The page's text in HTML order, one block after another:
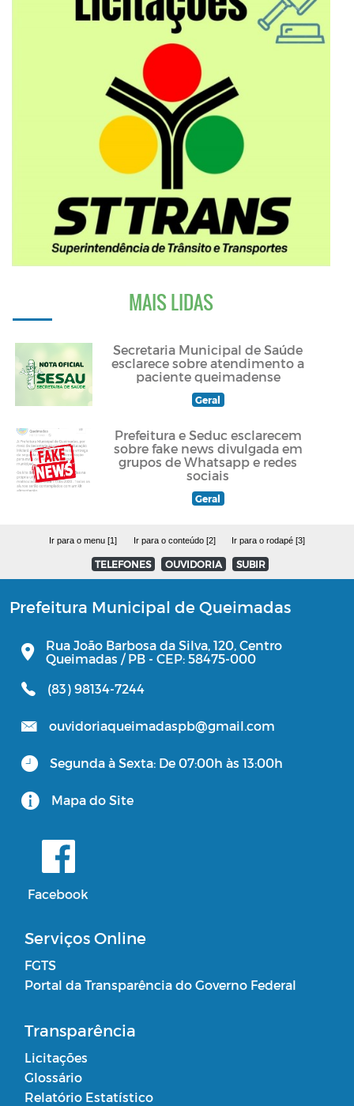
MAIS LIDAS
Secretaria Municipal de Saúde
esclarece sobre atendimento a
paciente queimadense
Geral
Prefeitura e Seduc esclarecem
sobre fake news divulgada em
grupos de Whatsapp e redes
sociais
Geral
Ir para o menu [1] Ir para o conteúdo [2] Ir para o rodapé [3]
TELEFONES OUVIDORIA SUBIR
Prefeitura Municipal de Queimadas
Rua João Barbosa da Silva, 120, Centro
Queimadas / PB - CEP: 58475-000
(83) 98134-7244
ouvidoriaqueimadaspb@gmail.com
Segunda à Sexta: De 07:00h às 13:00h
Mapa do Site
Facebook
Serviços Online
FGTS
Portal da Transparência do Governo Federal
Transparência
Licitações
Glossário
Relatório Estatístico